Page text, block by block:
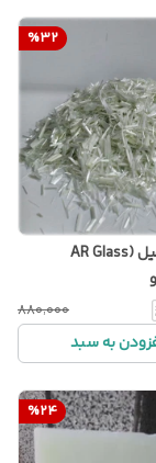
%32
الیاف چاپد12میل (AR Glass
۸۸۰٬۰۰۰
به سبد
%24